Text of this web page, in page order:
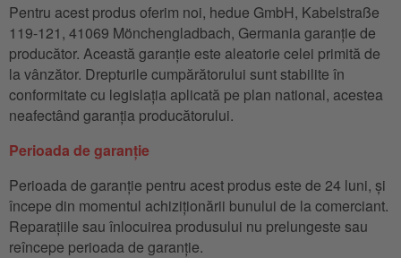
Pentru acest produs oferim noi, hedue GmbH, Kabelstraße
119-121, 41069 Mönchengladbach, Germania garanție de
producător. Această garanție este aleatorie celei primită de
la vânzător. Drepturile cumpărătorului sunt stabilite în
conformitate cu legislația aplicată pe plan national, acestea
neafectând garanția producătorului.
Perioada de garanție
Perioada de garanție pentru acest produs este de 24 luni, și
începe din momentul achiziționării bunului de la comerciant.
Reparațiile sau înlocuirea produsului nu prelungeste sau
reîncepe perioada de garanție.